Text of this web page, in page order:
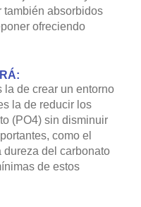
también absorbidos
ofreciendo
la de crear un entorno
la de reducir los
(PO4) sin disminuir
como el
dureza del carbonato
de estos